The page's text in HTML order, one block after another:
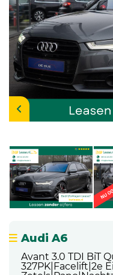
Audi A6
Avant 3.0 TDI BiT
327PK|Facelift|2e